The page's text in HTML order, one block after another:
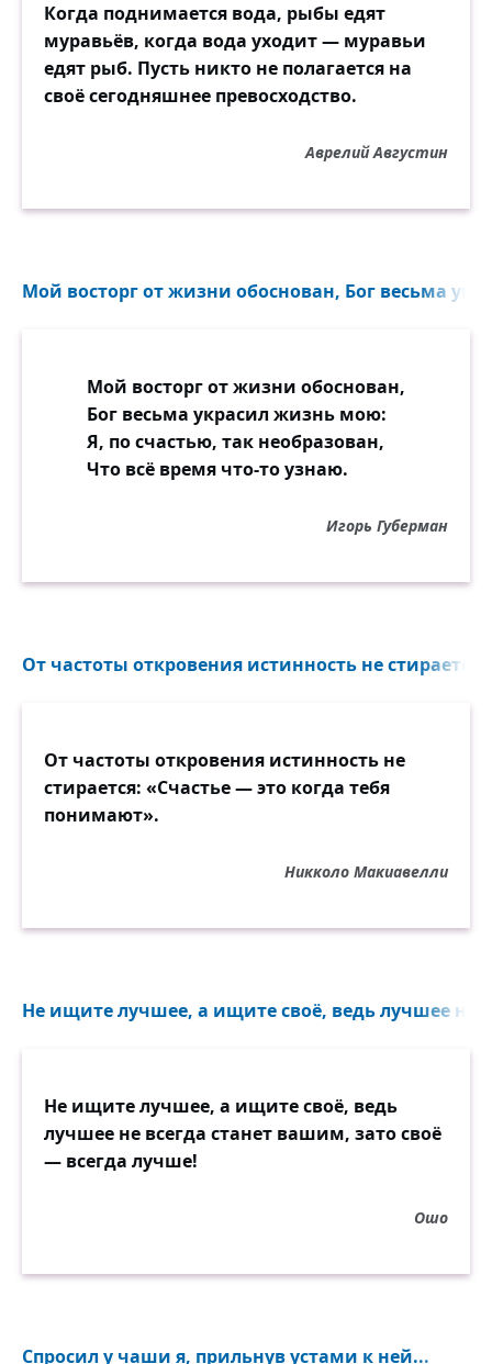
Когда поднимается вода, рыбы едят
муравьёв, когда вода уходит — муравьи
едят рыб. Пусть никто не полагается на
своё сегодняшнее превосходство.
Аврелий Августин
Мой восторг от жизни обоснован, Бог весьма
Мой восторг от жизни обоснован,
Бог весьма украсил жизнь мою:
Я, по счастью, так необразован,
Что всё время что-то узнаю.
Игорь Губерман
От частоты откровения истинность не
От частоты откровения истинность не
стирается: «Счастье — это когда тебя
понимают».
Никколо Макиавелли
Не ищите лучшее, а ищите своё, ведь лучшее не
Не ищите лучшее, а ищите своё, ведь
лучшее не всегда станет вашим, зато своё
— всегда лучше!
Ошо
Спросил у чаши я, прильнув устами к ней...